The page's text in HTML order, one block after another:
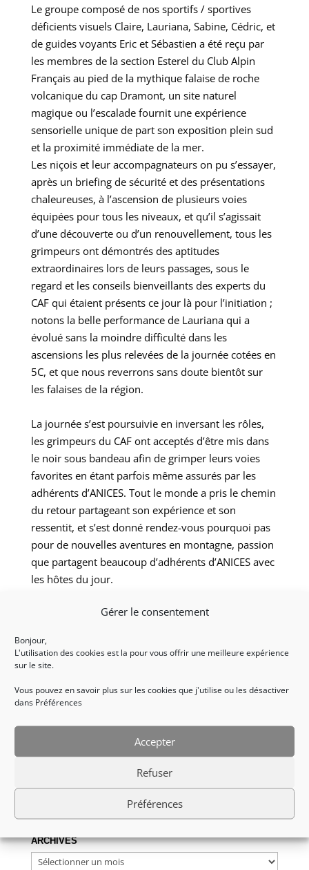
Gérer le consentement
Bonjour,
L'utilisation des cookies est la pour vous offrir une meilleure expérience
sur le site.
Vous pouvez en savoir plus sur les cookies que j'utilise ou les désactiver
dans Préférences
Accepter
Refuser
Préférences
Le groupe composé de nos sportifs / sportives
déficients visuels Claire, Lauriana, Sabine, Cédric, et
de guides voyants Eric et Sébastien a été reçu par
les membres de la section Esterel du Club Alpin
Français au pied de la mythique falaise de roche
volcanique du cap Dramont, un site naturel
magique ou l’escalade fournit une expérience
sensorielle unique de part son exposition plein sud
et la proximité immédiate de la mer.
Les niçois et leur accompagnateurs on pu s’essayer,
après un briefing de sécurité et des présentations
chaleureuses, à l’ascension de plusieurs voies
équipées pour tous les niveaux, et qu’il s’agissait
d’une découverte ou d’un renouvellement, tous les
grimpeurs ont démontrés des aptitudes
extraordinaires lors de leurs passages, sous le
regard et les conseils bienveillants des experts du
CAF qui étaient présents ce jour là pour l’initiation ;
notons la belle performance de Lauriana qui a
évolué sans la moindre difficulté dans les
ascensions les plus relevées de la journée cotées en
5C, et que nous reverrons sans doute bientôt sur
les falaises de la région.
La journée s’est poursuivie en inversant les rôles,
les grimpeurs du CAF ont acceptés d’être mis dans
le noir sous bandeau afin de grimper leurs voies
favorites en étant parfois même assurés par les
adhérents d’ANICES. Tout le monde a pris le chemin
du retour partageant son expérience et son
ressentit, et s’est donné rendez-vous pourquoi pas
pour de nouvelles aventures en montagne, passion
que partagent beaucoup d’adhérents d’ANICES avec
les hôtes du jour.
accueil et leur gentillesse.
Retour à l’accueil accessibilité
ARCHIVES
ARCHIVES